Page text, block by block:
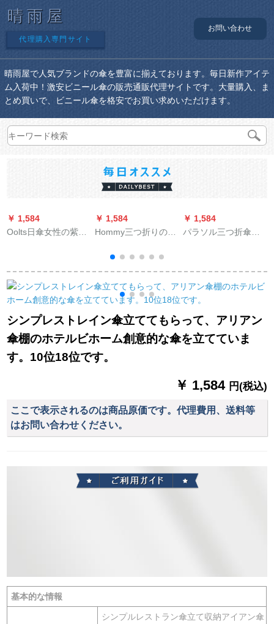
晴雨屋
代理購入専門サイト
お問い合わせ
晴雨屋で人気ブランドの傘を豊富に揃えております。毎日新作アイテ
ム入荷中！激安ビニール傘の販売通販代理サイトです。大量購入、ま
とめ買いで、ビニール傘を格安でお買い求めいただけます。
￥ 1,584
Oolts日傘女性の紫外
たたみたみ日傘マカ
ロンピンク
￥ 1,584
Hommy三つ折りの手
テージを施した日伞
の日烧けを防止する
紫外线パラソルの晴
雨兼用パラシュート
￥ 1,584
パラソル三つ折傘晴
シンプレストレイン傘立ててもらって、アリアン
傘棚のホテルビホーム創意的な傘を立てていま
す。10位18位です。
￥ 1,584 円(税込)
ここで表示されるのは商品原価です。代理費用、送料等
はお問い合わせください。
基本的な情報
シンプルレストラン傘立て収納アイアン傘